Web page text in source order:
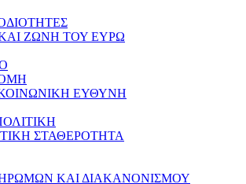
ΖΩΝΗ ΤΟΥ ΕΥΡΩ
ΕΥΘΥΝΗ
ΣΤΑΘΕΡΟΤΗΤΑ
ΚΑΙ ΔΙΑΚΑΝΟΝΙΣΜΟΥ